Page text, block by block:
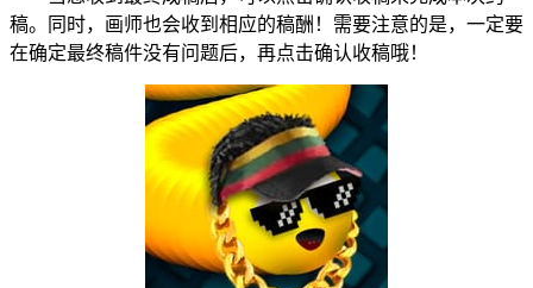
稿。同时，画师也会收到相应的稿酬！需要注意的是，一定要
在确定最终稿件没有问题后，再点击确认收稿哦！